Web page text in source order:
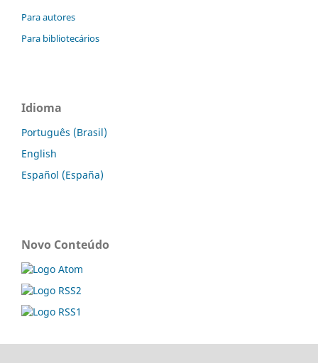
Para autores
Para bibliotecários
Idioma
Português (Brasil)
English
Español (España)
Novo Conteúdo